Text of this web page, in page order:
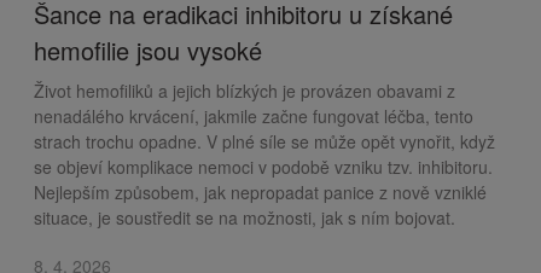
Šance na eradikaci inhibitoru u získané
hemofilie jsou vysoké
Život hemofiliků a jejich blízkých je provázen obavami z
nenadálého krvácení, jakmile začne fungovat léčba, tento
strach trochu opadne. V plné síle se může opět vynořit, když
se objeví komplikace nemoci v podobě vzniku tzv. inhibitoru.
Nejlepším způsobem, jak nepropadat panice z nově vzniklé
situace, je soustředit se na možnosti, jak s ním bojovat.
8. 4. 2026